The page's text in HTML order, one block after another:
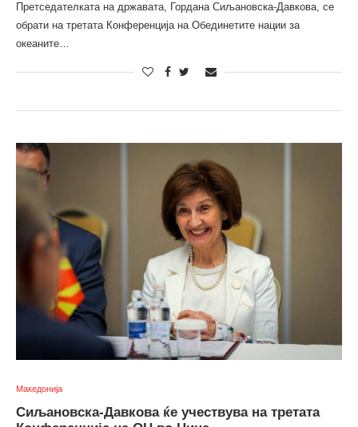
Претседателката на државата, Гордана Сиљановска-Давкова, се
обрати на третата Конференција на Обединетите нации за
океаните…
Македонија
Сиљановска-Давкова ќе учествува на третата